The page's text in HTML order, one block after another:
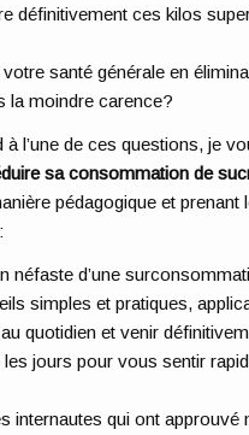
définitivement ces kilos
santé générale en
la moindre carence?
l’une de ces questions, je
sa consommation de
pédagogique et
néfaste d’une
simples et pratiques,
quotidien et venir
jours pour vous sentir
internautes qui ont approuvé